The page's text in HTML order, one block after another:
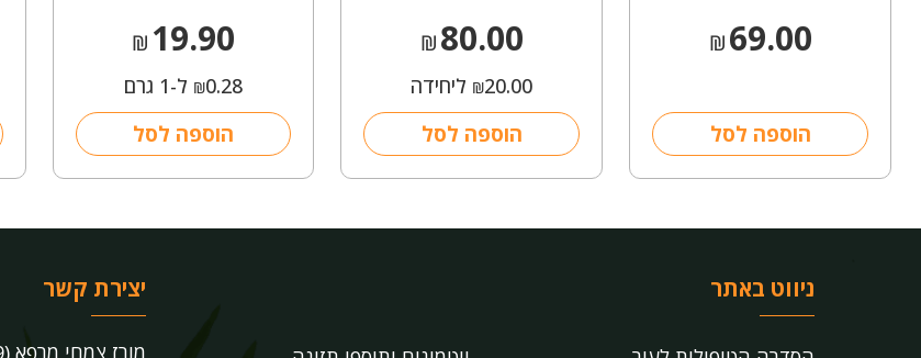
₪69.00
הוספה לסל
₪80.00
₪20.00 ליחידה
הוספה לסל
₪ 19.90
₪0.28 ל-1 גרם
הוספה לסל
ניווט באתר יצירת קשר